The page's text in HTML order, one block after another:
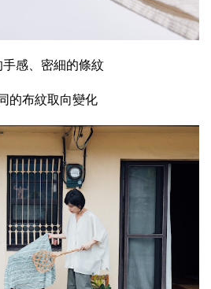
手感、密細的條紋
的布紋取向變化